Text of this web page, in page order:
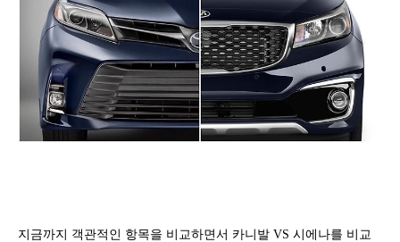
지금까지 객관적인 항목을 비교하면서 카니발 VS 시에나를 비교